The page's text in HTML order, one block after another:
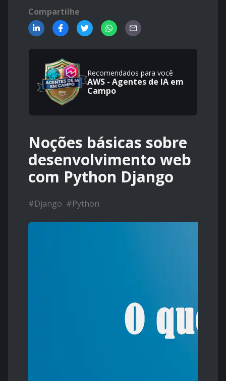
Compartilhe
Recomendados para você
AWS - Agentes de IA em
Campo
Noções básicas sobre
desenvolvimento web
com Python Django
#Django #Python